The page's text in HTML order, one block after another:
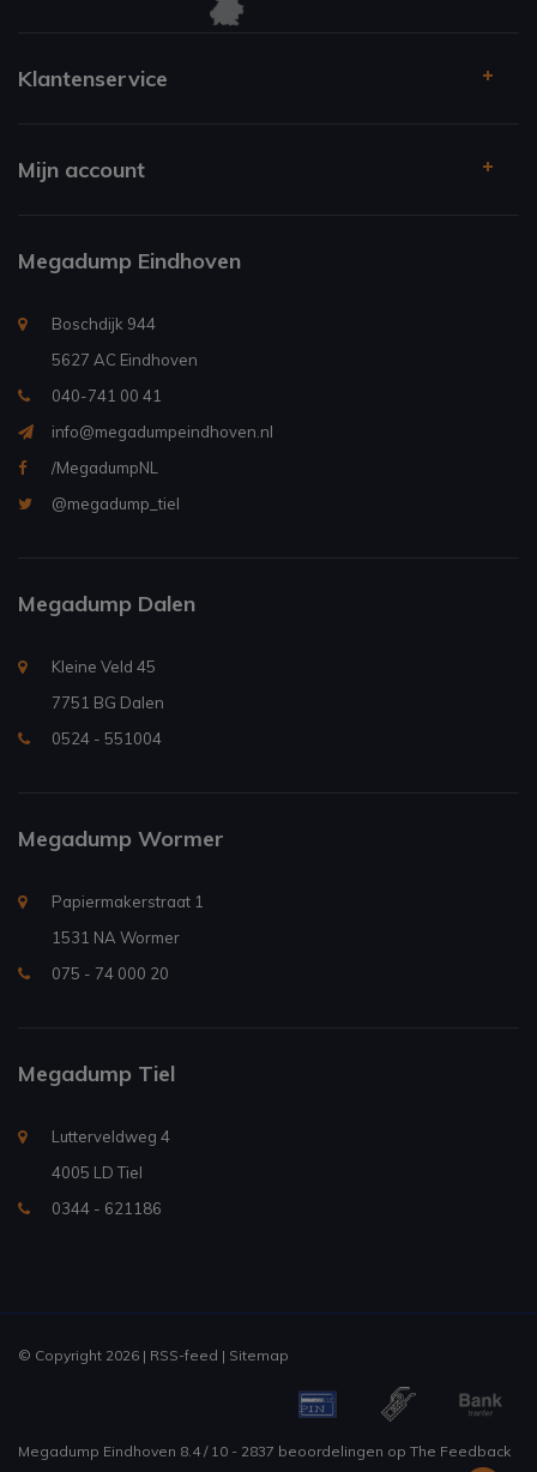
Klantenservice
Mijn account
Megadump Eindhoven
Boschdijk 944
5627 AC Eindhoven
040-741 00 41
info@megadumpeindhoven.nl
/MegadumpNL
@megadump_tiel
Megadump Dalen
Kleine Veld 45
7751 BG Dalen
0524 - 551004
Megadump Wormer
Papiermakerstraat 1
1531 NA Wormer
075 - 74 000 20
Megadump Tiel
Lutterveldweg 4
4005 LD Tiel
0344 - 621186
© Copyright 2026 | RSS-feed | Sitemap
Megadump Eindhoven 8.4/ 10 - 2837 beoordelingen op The Feedback